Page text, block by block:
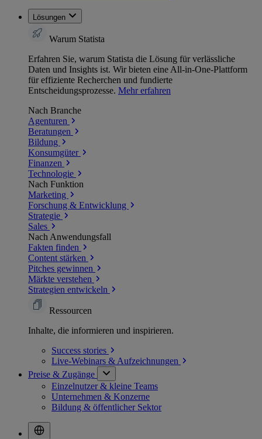
Lösungen
Warum Statista
Erfahren Sie, warum Statista die Lösung für verlässliche
Daten und Insights ist. Wir bieten eine All-in-One-Plattform
für effiziente Recherchen und fundierte
Entscheidungsprozesse. Mehr erfahren
Nach Branche
Agenturen
Beratungen
Bildung
Konsumgüter
Finanzen
Technologie
Nach Funktion
Marketing
Forschung & Entwicklung
Strategie
Sales
Nach Anwendungsfall
Fakten finden
Content stärken
Pitches gewinnen
Märkte verstehen
Strategien entwickeln
Ressourcen
Inhalte, die informieren und inspirieren.
Success stories
Live-Webinars & Aufzeichnungen
Preise & Zugänge
Einzelnutzer & kleine Teams
Unternehmen & Konzerne
Bildung & öffentlicher Sektor